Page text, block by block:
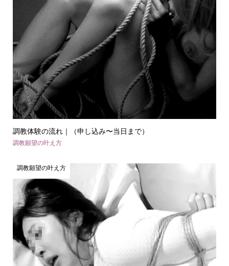
調教体験の流れ｜（申し込み〜当日まで）
調教願望の叶え方
調教願望の叶え方